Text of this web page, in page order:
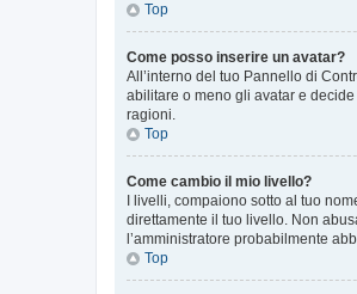
Top
Come posso inserire un avatar?
All’interno del tuo Pannello di
abilitare o meno gli avatar e
ragioni.
Top
Come cambio il mio livello?
I livelli, compaiono sotto al tuo
direttamente il tuo livello. Non
l’amministratore probabilmente
Top